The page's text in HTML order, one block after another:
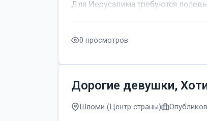
Для Иерусалима требуются
0 просмотров
Дорогие девушки,
Шломи (Центр страны)